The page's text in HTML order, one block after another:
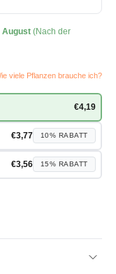
August (Nach der
viele Pflanzen brauche ich?
€4,19
€3,77 10% RABATT
€3,56 15% RABATT